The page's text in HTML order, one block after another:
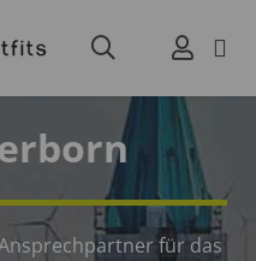
für das